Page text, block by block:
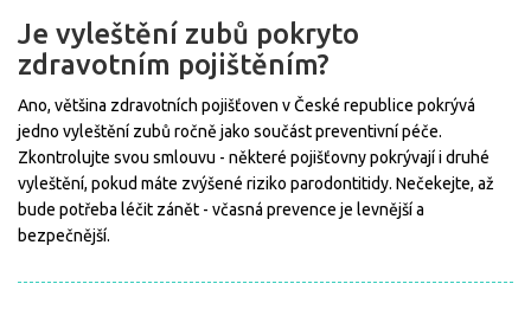
Je vyleštění zubů pokryto
zdravotním pojištěním?
Ano, většina zdravotních pojišťoven v České republice pokrývá
jedno vyleštění zubů ročně jako součást preventivní péče.
Zkontrolujte svou smlouvu - některé pojišťovny pokrývají i druhé
vyleštění, pokud máte zvýšené riziko parodontitidy. Nečekejte, až
bude potřeba léčit zánět - včasná prevence je levnější a
bezpečnější.